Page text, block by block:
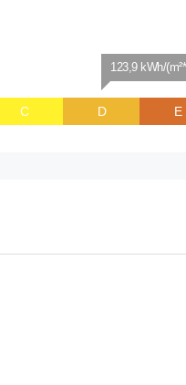
C
123,9 kWh/
D E